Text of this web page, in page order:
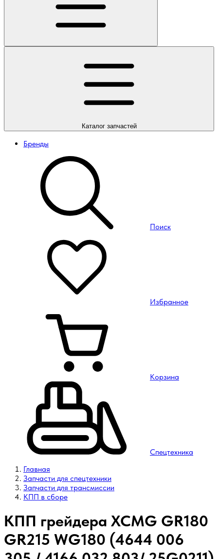
Каталогзапчастей
Бренды
Поиск
Избранное
Корзина
Спецтехника
Главная
Запчасти для спецтехники
Запчасти для трансмиссии
КПП в сборе
КПП грейдера XCMG GR180
GR215 WG180 (4644 006